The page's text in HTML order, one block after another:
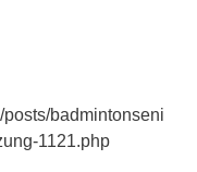
badmintonseni
1121.php